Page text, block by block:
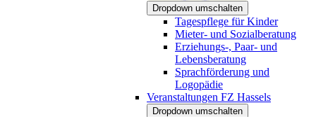
Dropdown umschalten
Tagespflege für Kinder
Mieter- und Sozialberatung
Erziehungs-, Paar- und
Lebensberatung
Sprachförderung und
Logopädie
Veranstaltungen FZ Hassels
Dropdown umschalten